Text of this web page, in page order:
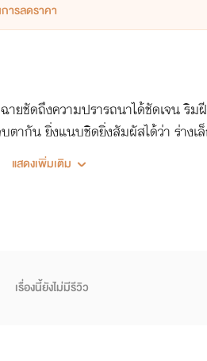
ารลดราคา
ายชัดถึงความปรารถนาได้ชัดเจน
ตากัน ยิ่งแนบชิดยิ่งสัมผัสได้ว่า ร่างเ
แสดงเพิ่มเติม
เรื่องนี้ยังไม่มีรีวิว